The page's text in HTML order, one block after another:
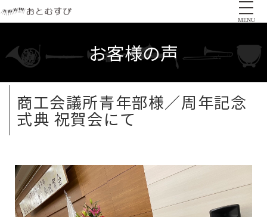
MENU
お客様の声
商工会議所青年部様／周年記念
式典 祝賀会にて